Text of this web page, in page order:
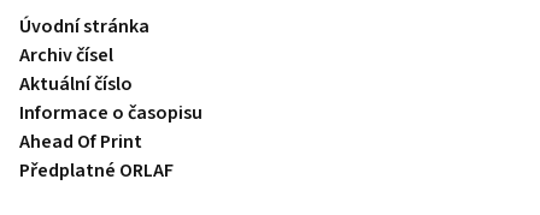
Úvodní stránka
Archiv čísel
Aktuální číslo
Informace o časopisu
Ahead Of Print
Předplatné ORLAF